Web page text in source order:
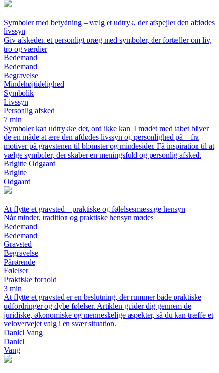
Symboler med betydning – vælg et udtryk, der afspejler den afdødes
livssyn
Giv afskeden et personligt præg med symboler, der fortæller om liv,
tro og værdier
Bedemand
Bedemand
Begravelse
Mindehøjtidelighed
Symbolik
Livssyn
Personlig afsked
7 min
Symboler kan udtrykke det, ord ikke kan. I mødet med tabet bliver
de en måde at ære den afdødes livssyn og personlighed på – fra
motiver på gravstenen til blomster og mindesider. Få inspiration til at
vælge symboler, der skaber en meningsfuld og personlig afsked.
Brigitte Odgaard
Brigitte
Odgaard
At flytte et gravsted – praktiske og følelsesmæssige hensyn
Når minder, tradition og praktiske hensyn mødes
Bedemand
Bedemand
Gravsted
Begravelse
Pårørende
Følelser
Praktiske forhold
3 min
At flytte et gravsted er en beslutning, der rummer både praktiske
udfordringer og dybe følelser. Artiklen guider dig gennem de
juridiske, økonomiske og menneskelige aspekter, så du kan træffe et
velovervejet valg i en svær situation.
Daniel Vang
Daniel
Vang